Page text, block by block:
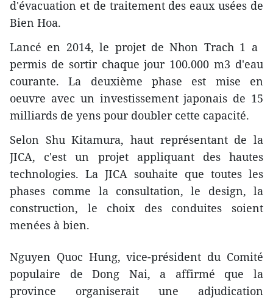
d'évacuation et de traitement des eaux usées de
Bien Hoa.
Lancé en 2014, le projet de Nhon Trach 1 a ​
perm​is de sortir chaque jour 100.000 m3 d'eau
couran​te. ​La deuxième phase est mise en
oeuvre avec un investissement japonais de 15
milliards de yens pour doubler ​cette capacité.
Selon Shu Kitamura, haut représentant de la
JICA, c'est un projet appliquant des hautes
technologies. La JICA souhaite que toutes les
phases comme la consultation, le design, la
construction, le choix des conduites ​soient
menées à bien.
Nguyen Quoc Hung, vice-président du Comité
populaire de Dong Nai, a affirmé que la
province organis​erait ​​une adjudication